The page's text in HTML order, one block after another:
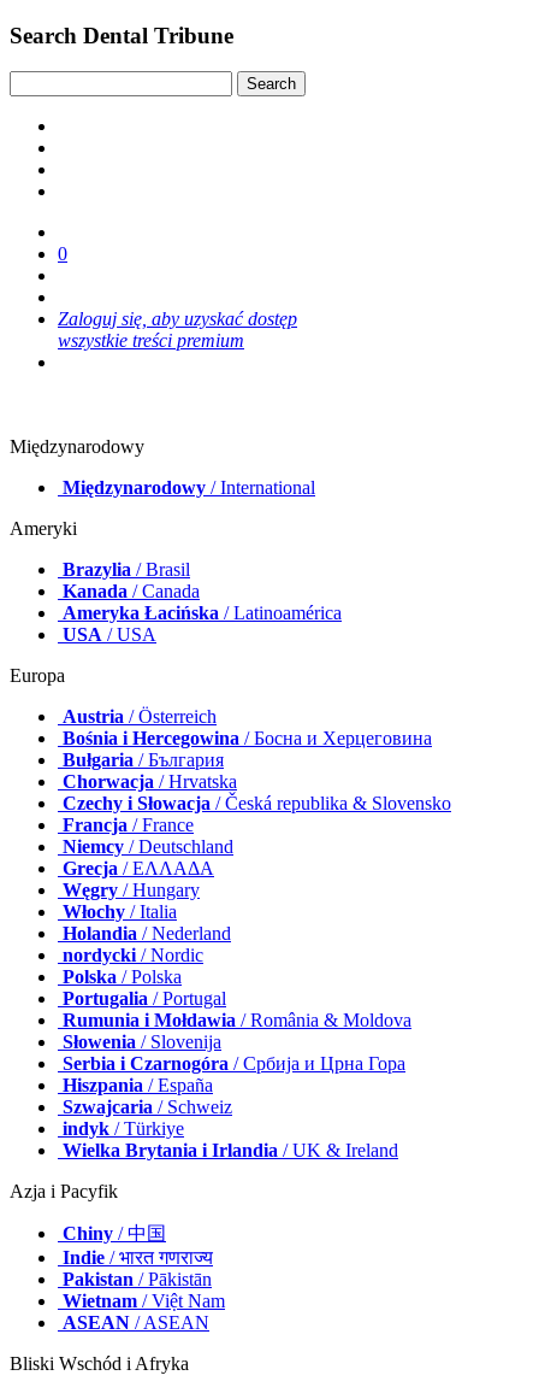
Search Dental Tribune
0
Zaloguj się, aby uzyskać dostęp
wszystkie treści premium
Międzynarodowy
Międzynarodowy / International
Ameryki
Brazylia / Brasil
Kanada / Canada
Ameryka Łacińska / Latinoamérica
USA / USA
Europa
Austria / Österreich
Bośnia i Hercegowina / Босна и Херцеговина
Bułgaria / България
Chorwacja / Hrvatska
Czechy i Słowacja / Česká republika & Slovensko
Francja / France
Niemcy / Deutschland
Grecja / ΕΛΛΑΔΑ
Węgry / Hungary
Włochy / Italia
Holandia / Nederland
nordycki/ Nordic
Polska / Polska
Portugalia / Portugal
Rumunia i Mołdawia / România & Moldova
Słowenia / Slovenija
Serbia i Czarnogóra / Србија и Црна Гора
Hiszpania / España
Szwajcaria / Schweiz
indyk / Türkiye
Wielka Brytania i Irlandia / UK & Ireland
Azja i Pacyfik
Chiny / 中国
Indie / भारत गणराज्य
Pakistan / Pākistān
Wietnam / Việt Nam
ASEAN / ASEAN
Bliski Wschód i Afryka